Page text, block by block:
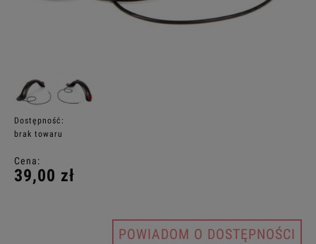
Dostępność:
brak towaru
Cena:
39,00 zł
POWIADOM O DOSTĘPNOŚCI